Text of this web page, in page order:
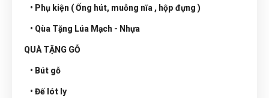
• Phụ kiện ( Ống hút, muỗng nĩa , hộp đựng )
• Qùa Tặng Lúa Mạch - Nhựa
QUÀ TẶNG GỖ
• Bút gỗ
• Đế lót ly